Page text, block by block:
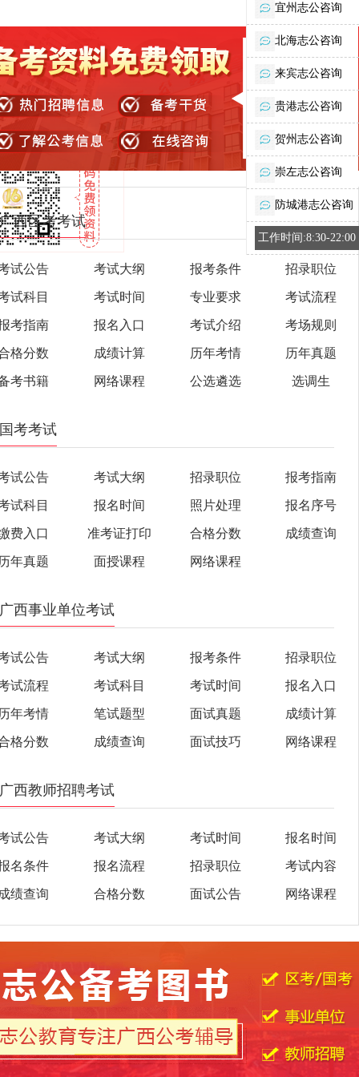
广西区考考试
试公告 考试大纲 报考条件 招录职位
试科目 考试时间 专业要求 考试流程
考指南 报名入口 考试介绍 考场规则
格分数 成绩计算 历年考情 历年真题
考书籍 网络课程 公选遴选 选调生
国考考试
试公告 考试大纲 招录职位 报考指南
试科目 报名时间 照片处理 报名序号
费入口 准考证打印 合格分数 成绩查询
年真题 面授课程 网络课程
广西事业单位考试
试公告 考试大纲 报考条件 招录职位
试流程 考试科目 考试时间 报名入口
年考情 笔试题型 面试真题 成绩计算
格分数 成绩查询 面试技巧 网络课程
广西教师招聘考试
试公告 考试大纲 考试时间 报名时间
名条件 报名流程 招录职位 考试内容
绩查询 合格分数 面试公告 网络课程
宜州志公咨询
北海志公咨询
来宾志公咨询
贵港志公咨询
贺州志公咨询
崇左志公咨询
防城港志公咨询
工作时间:8:30-22:00